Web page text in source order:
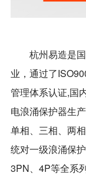
杭州易造是国
业，通过了
管理体系认证,国
电浪涌保护器生
单相、三相、两
统对一级浪涌保
3PN、4P等全系